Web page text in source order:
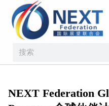
NEXT Federation